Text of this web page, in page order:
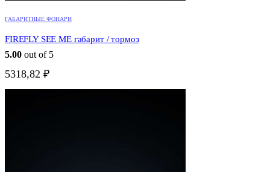
ГАБАРИТНЫЕ ФОНАРИ
FIREFLY SEE ME габарит / тормоз
5.00 out of 5
5318,82 ₽